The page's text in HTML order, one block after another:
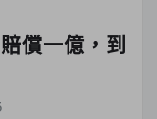
償一億，到